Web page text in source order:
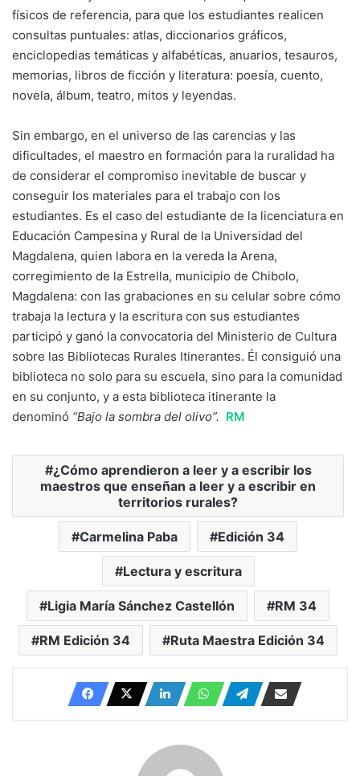
físicos de referencia, para que los estudiantes realicen
consultas puntuales: atlas, diccionarios gráficos,
enciclopedias temáticas y alfabéticas, anuarios, tesauros,
memorias, libros de ficción y literatura: poesía, cuento,
novela, álbum, teatro, mitos y leyendas.
Sin embargo, en el universo de las carencias y las
dificultades, el maestro en formación para la ruralidad ha
de considerar el compromiso inevitable de buscar y
conseguir los materiales para el trabajo con los
estudiantes. Es el caso del estudiante de la licenciatura en
Educación Campesina y Rural de la Universidad del
Magdalena, quien labora en la vereda la Arena,
corregimiento de la Estrella, municipio de Chibolo,
Magdalena: con las grabaciones en su celular sobre cómo
trabaja la lectura y la escritura con sus estudiantes
participó y ganó la convocatoria del Ministerio de Cultura
sobre las Bibliotecas Rurales Itinerantes. Él consiguió una
biblioteca no solo para su escuela, sino para la comunidad
en su conjunto, y a esta biblioteca itinerante la
denominó “Bajo la sombra del olivo”. RM
¿Cómo aprendieron a leer y a escribir los
maestros que enseñan a leer y a escribir en
territorios rurales?
Carmelina Paba Edición 34
Lectura y escritura
Ligia María Sánchez Castellón RM 34
RM Edición 34 Ruta Maestra Edición 34